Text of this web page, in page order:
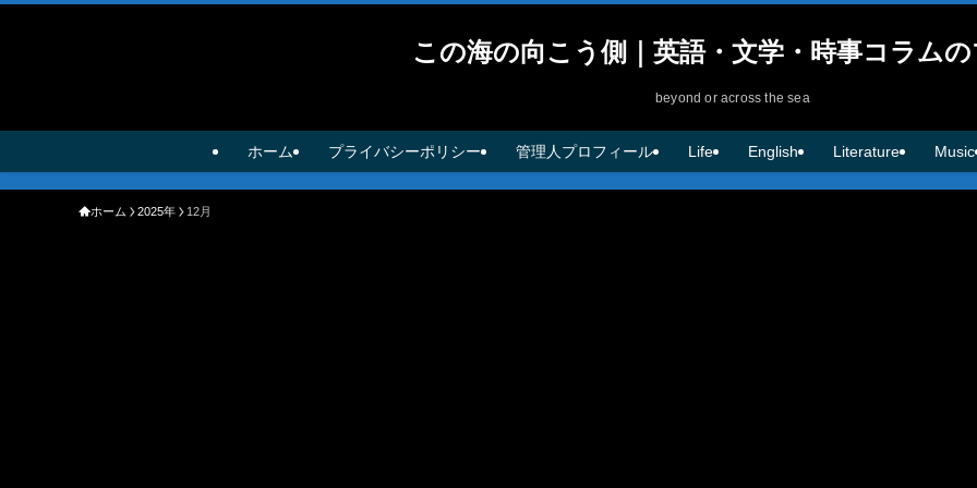
この海の向こう側｜英語・文学・時事コラム
beyond or across the sea
ホーム プライバシーポリシー 管理人プロフィール Life English Literature Music
ホーム 2025年 12月